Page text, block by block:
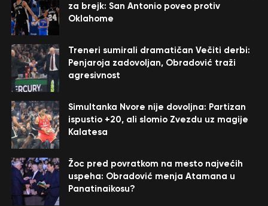
za brejk: San Antonio poveo protiv
Oklahome
Treneri sumirali dramatičan Večiti derbi:
Penjaroja zadovoljan, Obradović traži
agresivnost
Simultanka Nvore nije dovoljna: Partizan
ispustio +20, ali slomio Zvezdu uz magije
Kalatesa
Žoc pred povratkom na mesto najvećih
uspeha: Obradović menja Atamana u
Panatinaikosu?